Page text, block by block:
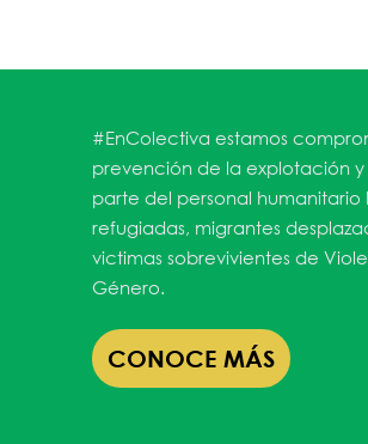
#EnColectiva estamos
prevención de la explotación y
parte del personal humanitario
refugiadas, migrantes
victimas sobrevivientes de
Género.
CONOCE MÁS